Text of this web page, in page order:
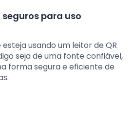
seguros para uso
usando um leitor de QR
seja de uma fonte confiável,
forma segura e eficiente de